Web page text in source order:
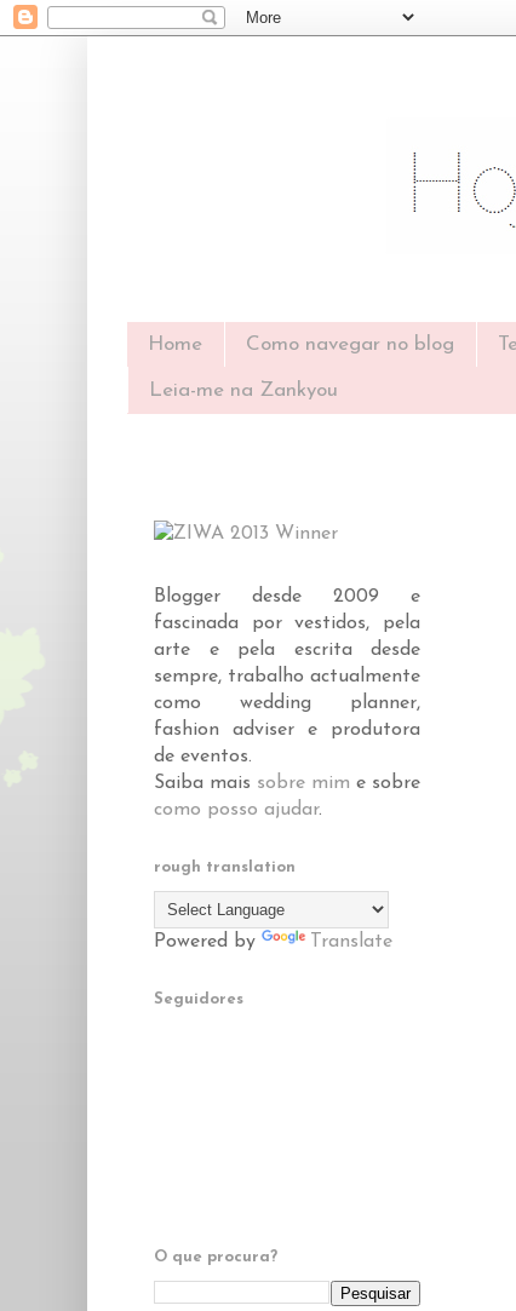
Home Como navegar no blog
Leia-me na Zankyou
Blogger desde 2009 e
fascinada por vestidos, pela
arte e pela escrita desde
sempre, trabalho actualmente
como wedding planner,
fashion adviser e produtora
de eventos.
Saiba mais sobre mim e sobre
como posso ajudar.
rough translation
Powered by Translate
Seguidores
O que procura?